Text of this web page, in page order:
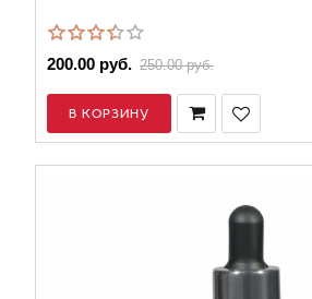
200.00 руб. 250.00 руб.
В КОРЗИНУ